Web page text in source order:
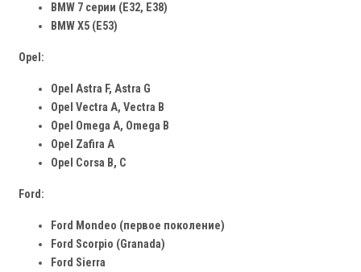
BMW 7 серии (E32, E38)
BMW X5 (E53)
Opel:
Opel Astra F, Astra G
Opel Vectra A, Vectra B
Opel Omega A, Omega B
Opel Zafira A
Opel Corsa B, C
Ford:
Ford Mondeo (первое поколение)
Ford Scorpio (Granada)
Ford Sierra